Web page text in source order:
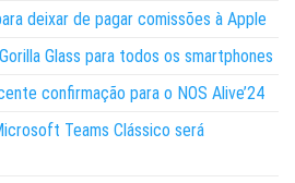
deixar de pagar comissões à Apple
Glass para todos os smartphones
confirmação para o NOS Alive’24
Teams Clássico será